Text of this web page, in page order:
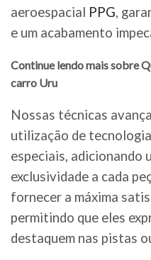
aeroespacial PPG,
e um acabamento
Continue lendo mais sobre
carro Uru
Nossas técnicas
utilização de
especiais, adicionando
exclusividade a cada
fornecer a máxima
permitindo que eles
destaquem nas pistas